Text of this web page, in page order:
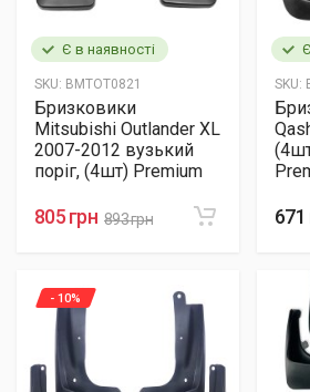
Є в наявності
SKU: BMTOT0821
Бризковики
Mitsubishi Outlander XL
2007-2012 вузький
поріг, (4шт) Premium
805 грн 893 грн
SKU:
671
- 10%